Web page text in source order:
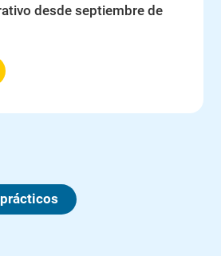
desde septiembre de